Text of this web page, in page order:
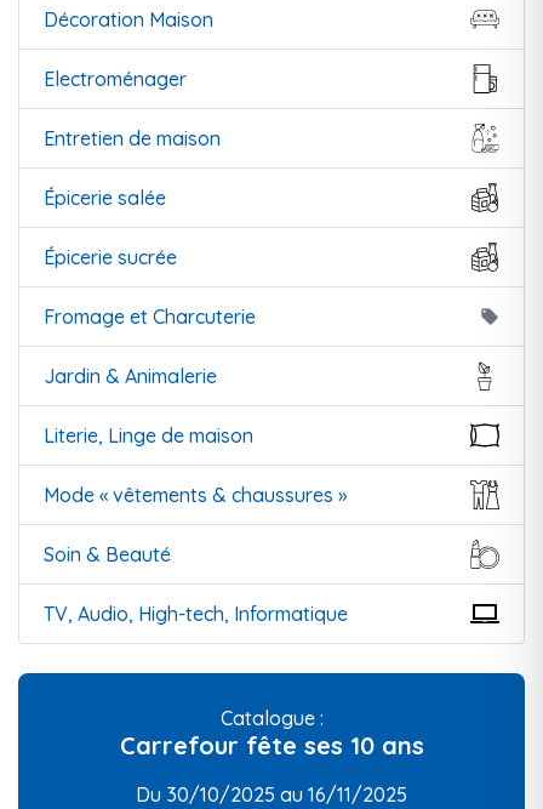
Décoration Maison
Electroménager
Entretien de maison
Épicerie salée
Épicerie sucrée
Fromage et Charcuterie local_offer
Jardin & Animalerie
Literie, Linge de maison
Mode « vêtements & chaussures »
Soin & Beauté
TV, Audio, High-tech, Informatique
Catalogue :
Carrefour fête ses 10 ans
Du 30/10/2025 au 16/11/2025